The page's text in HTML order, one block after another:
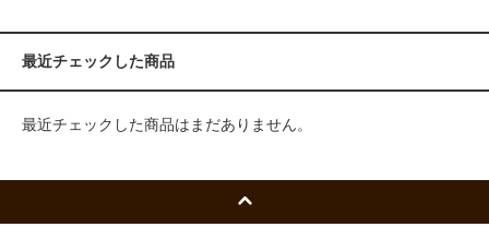
最近チェックした商品
最近チェックした商品はまだありません。